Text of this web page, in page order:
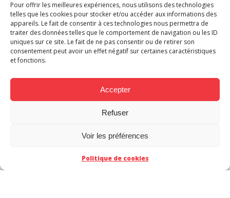
Pour offrir les meilleures expériences, nous utilisons des technologies
telles que les cookies pour stocker et/ou accéder aux informations des
appareils. Le fait de consentir à ces technologies nous permettra de
traiter des données telles que le comportement de navigation ou les ID
uniques sur ce site. Le fait de ne pas consentir ou de retirer son
consentement peut avoir un effet négatif sur certaines caractéristiques
et fonctions.
Accepter
Refuser
Voir les préférences
Politique de cookies
Reflets d’Acide tome 1